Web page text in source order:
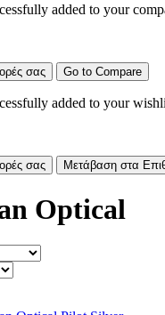
added to your
σας Go to Compare
added to your
σας Μετάβαση στα
Optical